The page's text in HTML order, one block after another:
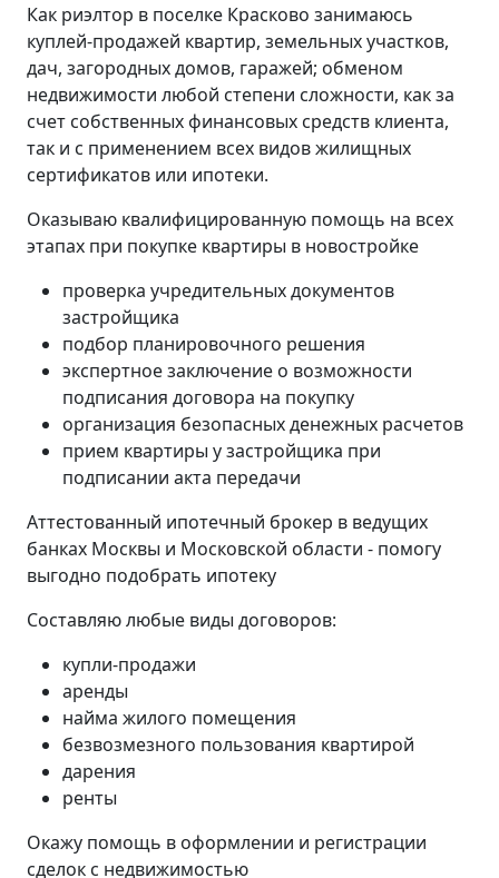
Как риэлтор в поселке Красково занимаюсь
куплей-продажей квартир, земельных участков,
дач, загородных домов, гаражей; обменом
недвижимости любой степени сложности, как за
счет собственных финансовых средств клиента,
так и с применением всех видов жилищных
сертификатов или ипотеки.
Оказываю квалифицированную помощь на всех
этапах при покупке квартиры в новостройке
проверка учредительных документов
застройщика
подбор планировочного решения
экспертное заключение о возможности
подписания договора на покупку
организация безопасных денежных расчетов
прием квартиры у застройщика при
подписании акта передачи
Аттестованный ипотечный брокер в ведущих
банках Москвы и Московской области - помогу
выгодно подобрать ипотеку
Составляю любые виды договоров:
купли-продажи
аренды
найма жилого помещения
безвозмезного пользования квартирой
дарения
ренты
Окажу помощь в оформлении и регистрации
сделок с недвижимостью